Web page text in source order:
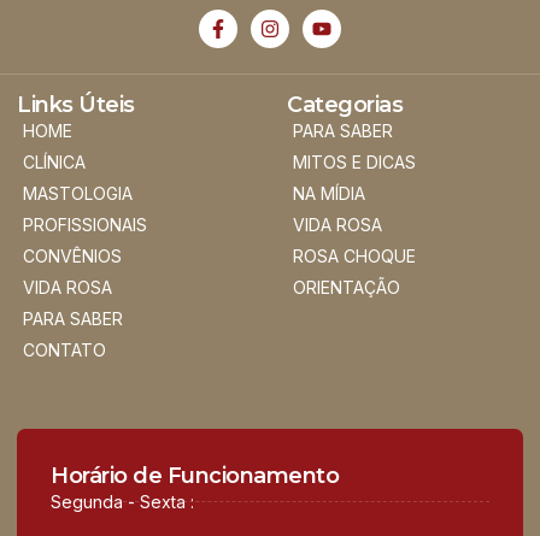
Links Úteis
HOME
CLÍNICA
MASTOLOGIA
PROFISSIONAIS
CONVÊNIOS
VIDA ROSA
PARA SABER
CONTATO
Categorias
PARA SABER
MITOS E DICAS
NA MÍDIA
VIDA ROSA
ROSA CHOQUE
ORIENTAÇÃO
Horário de Funcionamento
Segunda - Sexta :